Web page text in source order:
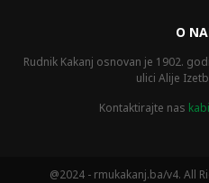
O
Rudnik Kakanj osnovan je 1902.
ulici Alije
Kontaktirajte nas
@2024 - rmukakanj.ba/v4. All